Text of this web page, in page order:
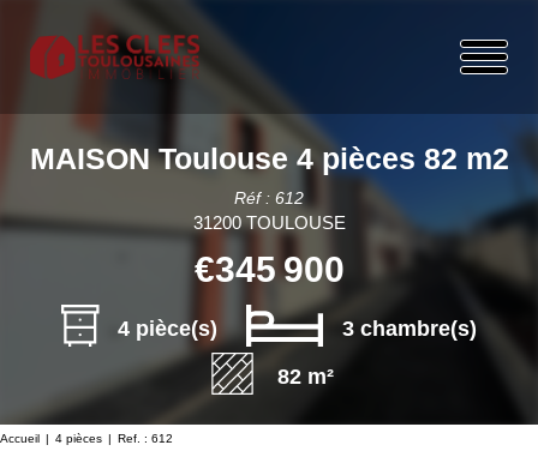
MAISON Toulouse 4 pièces 82 m2
Réf : 612
31200 TOULOUSE
€345 900
4 pièce(s)
3 chambre(s)
82 m²
Accueil 4 pièces Ref. : 612